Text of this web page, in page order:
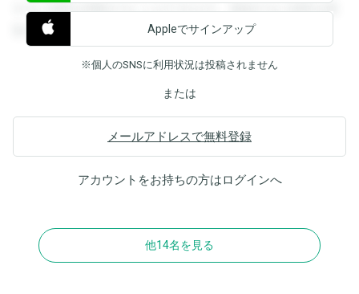
すると回答を閲覧することができます。登録すると回答を閲
覧することができます。
Appleでサインアップ
※個人のSNSに利用状況は投稿されません
または
メールアドレスで無料登録
アカウントをお持ちの方はログインへ
他14名を見る